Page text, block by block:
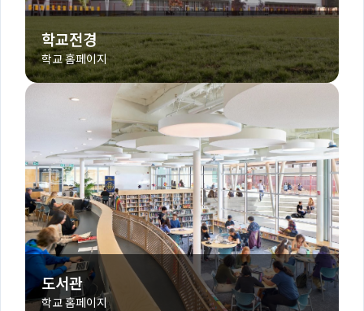
학교전경
학교 홈페이지
도서관
학교 홈페이지